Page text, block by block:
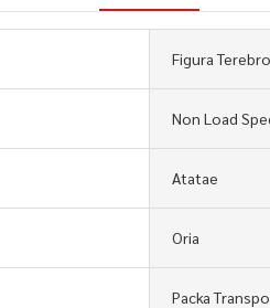
Figura Terebro
Non Load
Atatae
Oria
Packa